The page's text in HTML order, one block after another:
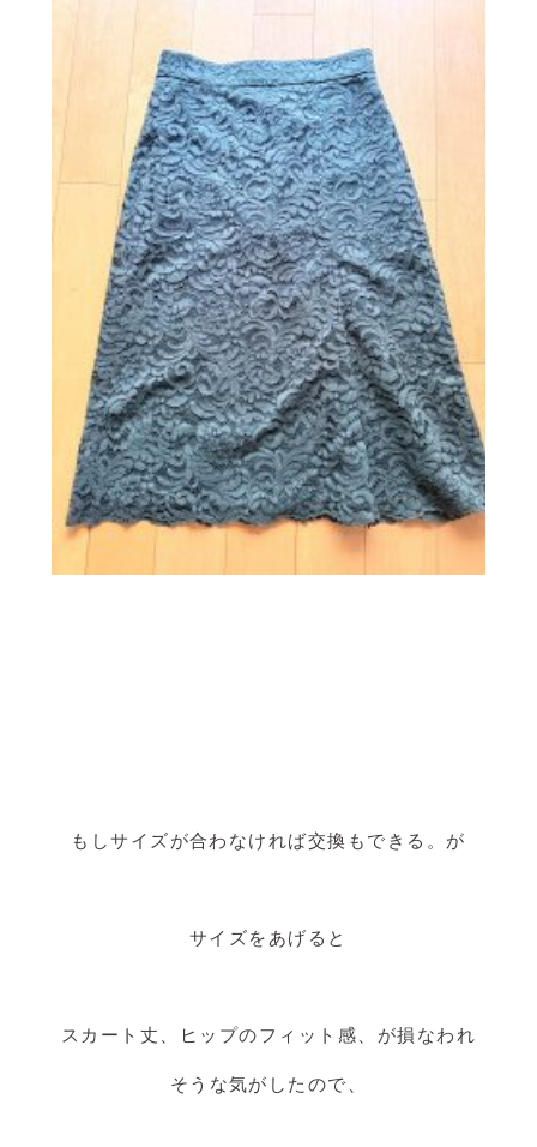
もしサイズが合わなければ交換もできる。が
サイズをあげると
スカート丈、ヒップのフィット感、が損なわれ
そうな気がしたので、